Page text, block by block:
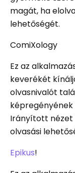
magát, ha
lehetőségét.
ComiXology
Ez az
keverékét
olvasnivalót
képregényének
Irányított nézet
olvasási
Epikus!